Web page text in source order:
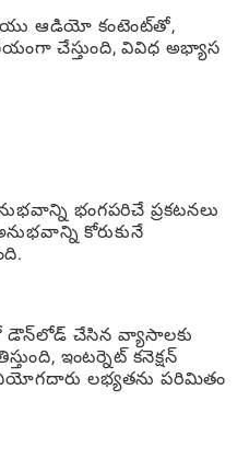
ఆడియో కంటెంట్‌తో,
చేస్తుంది, వివిధ అభ్యాస
భంగపరిచే ప్రకటనలు
కోరుకునే
డౌన్‌లోడ్ చేసిన వ్యాసాలకు
ఇంటర్నెట్ కనెక్షన్
లభ్యతను పరిమితం